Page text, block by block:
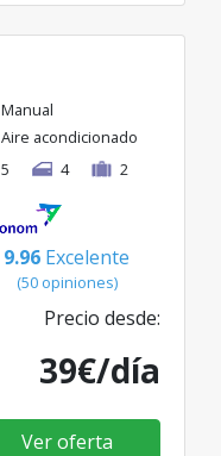
Manual
Aire acondicionado
5
4 2
9.96 Excelente
(50 opiniones)
Precio desde:
39€/día
Ver oferta